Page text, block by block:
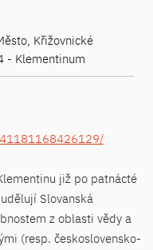
Křižovnické
- Klementinum
již po patnácté
Slovanská
z oblasti vědy a
(resp. československo-